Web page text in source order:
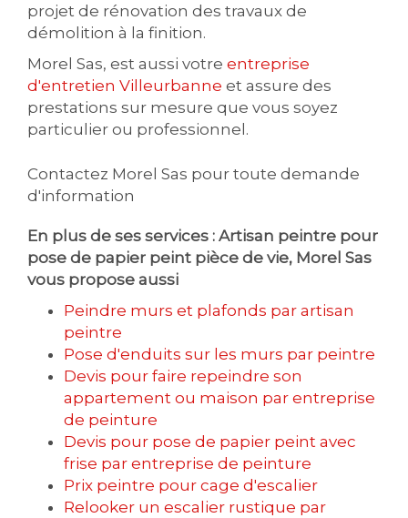
projet de rénovation des travaux de
démolition à la finition.
Morel Sas, est aussi votre entreprise
d'entretien Villeurbanne et assure des
prestations sur mesure que vous soyez
particulier ou professionnel.
Contactez Morel Sas pour toute demande
d'information
En plus de ses services : Artisan peintre pour
pose de papier peint pièce de vie, Morel Sas
vous propose aussi
Peindre murs et plafonds par artisan
peintre
Pose d'enduits sur les murs par peintre
Devis pour faire repeindre son
appartement ou maison par entreprise
de peinture
Devis pour pose de papier peint avec
frise par entreprise de peinture
Prix peintre pour cage d'escalier
Relooker un escalier rustique par